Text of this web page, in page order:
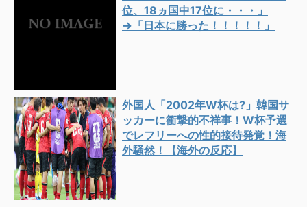
位、18ヵ国中17位に・・・」
→「日本に勝った！！！！！」
外国人「2002年W杯は?」韓国サ
ッカーに衝撃的不祥事！W杯予選
でレフリーへの性的接待発覚！海
外騒然！【海外の反応】